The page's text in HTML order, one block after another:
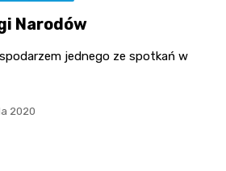
Narodów
jednego ze spotkań w
2020